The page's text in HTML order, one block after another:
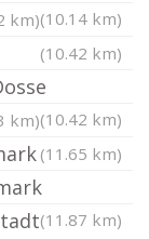
(10.14 km)
km)
(10.42 km)
(10.42 km)
km)
(11.65 km)
(11.87 km)